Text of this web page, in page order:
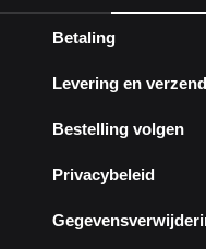
Betaling
Levering en
Bestelling volgen
Privacybeleid